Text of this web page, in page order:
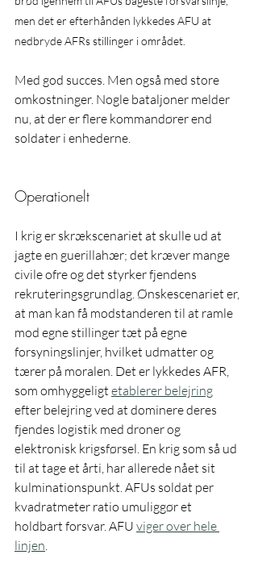
men det er efterhånden lykkedes AFU at
nedbryde AFRs stillinger i området.
Med god succes. Men også med store
omkostninger. Nogle bataljoner melder
nu, at der er flere kommandører end
soldater i enhederne.
Operationelt
I krig er skrækscenariet at skulle ud at
jagte en guerillahær; det kræver mange
civile ofre og det styrker fjendens
rekruteringsgrundlag. Ønskescenariet er,
at man kan få modstanderen til at ramle
mod egne stillinger tæt på egne
forsyningslinjer, hvilket udmatter og
tærer på moralen. Det er lykkedes AFR,
som omhyggeligt etablerer belejring
efter belejring ved at dominere deres
fjendes logistik med droner og
elektronisk krigsførsel. En krig som så ud
til at tage et årti, har allerede nået sit
kulminationspunkt. AFUs soldat per
kvadratmeter ratio umuliggør et
holdbart forsvar. AFU viger over hele
linjen.